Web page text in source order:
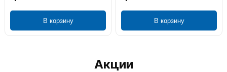
В корзину В корзину
Акции